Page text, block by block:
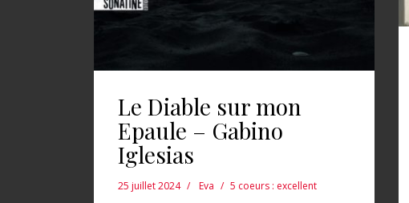
Le Diable sur mon
Epaule – Gabino
Iglesias
25 juillet 2024 Eva 5 coeurs : excellent